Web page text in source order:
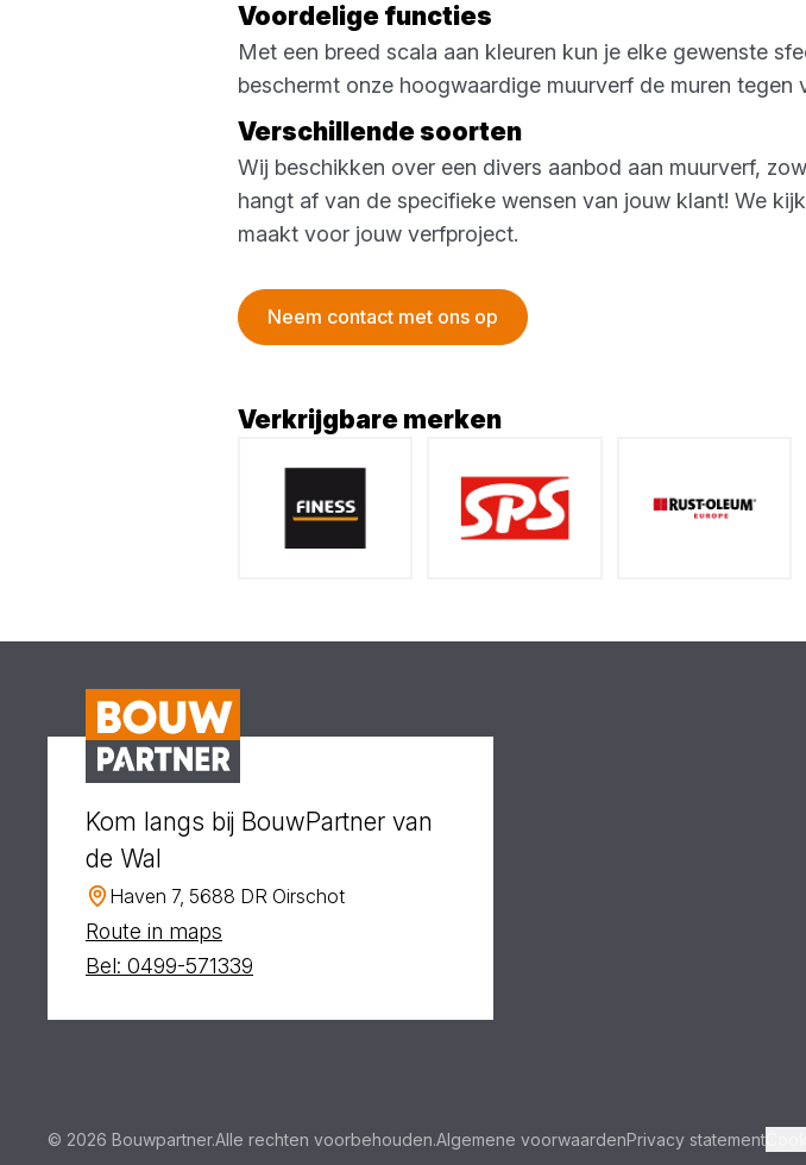
Voordelige functies
Met een breed scala aan kleuren kun je elke gewenste
beschermt onze hoogwaardige muurverf de muren tegen
Verschillende soorten
Wij beschikken over een divers aanbod aan muurverf,
hangt af van de specifieke wensen van jouw klant! We
maakt voor jouw verfproject.
Neem contact met ons op
Verkrijgbare merken
Kom langs bij BouwPartner van
de Wal
Haven 7, 5688 DR Oirschot
Route in maps
Bel: 0499-571339
© 2026 Bouwpartner.Alle rechten voorbehouden.Algemene voorwaardenPrivacy statement